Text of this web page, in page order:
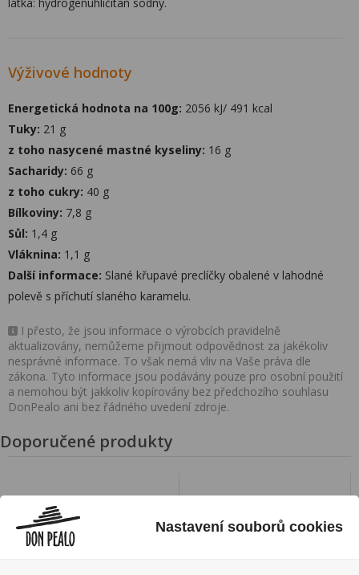
Výživové hodnoty
Energetická hodnota na 100g: 2056 kJ/ 491 kcal
Tuky: 21 g
z toho nasycené mastné kyseliny: 16 g
Sacharidy: 66 g
z toho cukry: 40 g
Bílkoviny: 7,8 g
Sůl: 1,4 g
Vláknina: 1,1 g
Další informace: Slané křupavé preclíčky obalené v lahodné
polevě s příchutí slaného karamelu.
I přesto, že jsou informace o výrobcích pravidelně
aktualizovány, nemůžeme přijmout odpovědnost za jakékoliv
nesprávné informace. To však nemá vliv na Vaše práva dle
zákona. Tyto informace jsou podávány pouze pro osobní použití
a nemohou být jakkoliv kopírovány bez předchozího souhlasu
DonPealo ani bez řádného uvedení zdroje.
Doporučené produkty
Nastavení souborů cookies